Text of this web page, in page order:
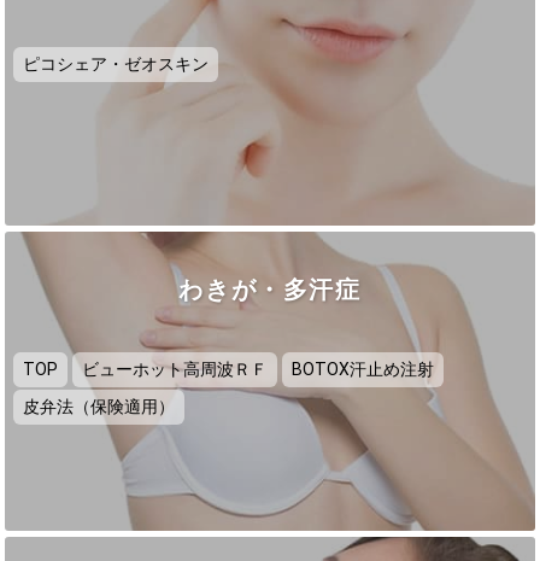
ピコシェア・ゼオスキン
わきが・多汗症
TOP ビューホット高周波ＲＦ
BOTOX汗止め注射
皮弁法（保険適用）